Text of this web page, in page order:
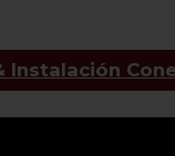
Instalación